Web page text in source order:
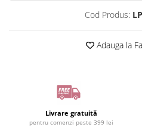
Cod Produs:
Adauga la
Livrare gratuită
pentru comenzi peste 399 lei